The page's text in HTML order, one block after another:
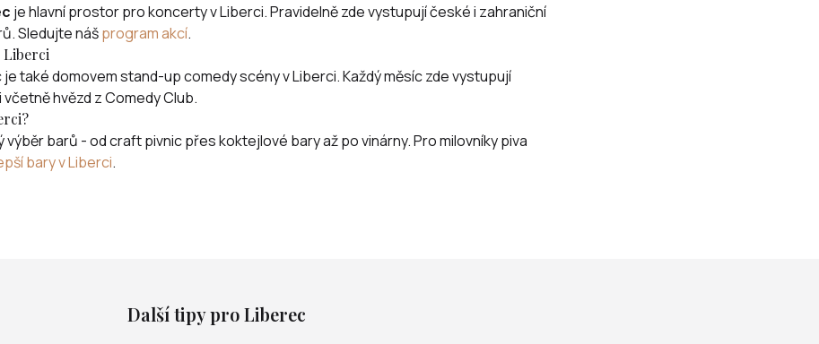
je hlavní prostor pro koncerty v Liberci. Pravidelně zde vystupují české i zahraniční
Sledujte nášprogram akcí.
Liberci
také domovem stand-up comedy scény v Liberci. Každý měsíc zde vystupují
hvězd z Comedy Club.
výběr barů - od craft pivnic přes koktejlové bary až po vinárny. Pro milovníky piva
bary v Liberci.
Další tipy pro Liberec